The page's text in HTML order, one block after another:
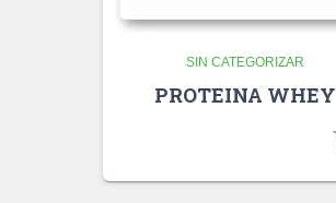
SIN CATEGORIZAR
PROTEINA WHEY